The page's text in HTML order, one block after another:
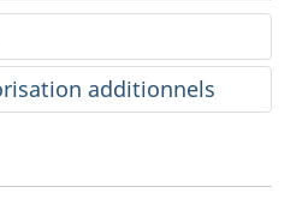
additionnels